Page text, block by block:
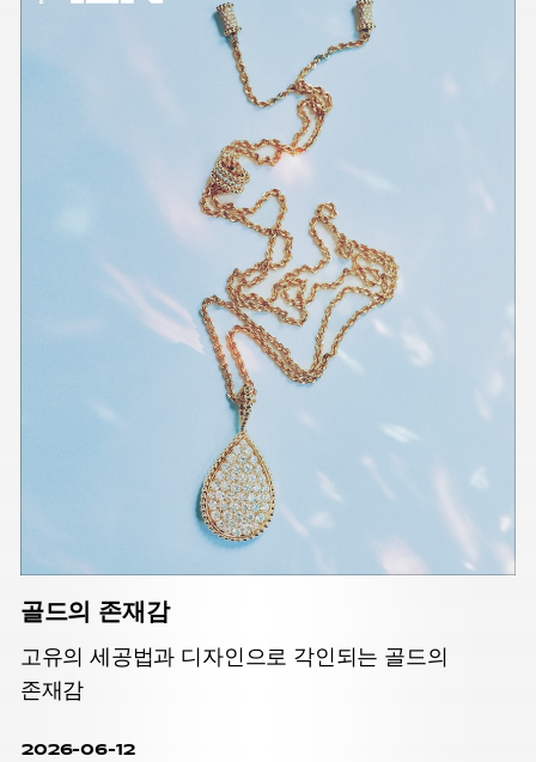
골드의 존재감
고유의 세공법과 디자인으로 각인되는 골드의
존재감
2026-06-12